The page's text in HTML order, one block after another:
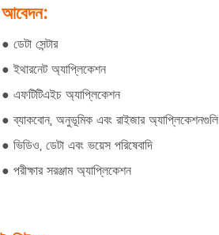
আবেদন:
● ডেটা সেন্টার
● ইথারনেট অ্যাপ্লিকেশন
● এফটিটিএইচ অ্যাপ্লিকেশন
● ব্যাকবোন, অনুভূমিক এবং রাইজার অ্যাপ্লিকেশনগুলি
● ভিডিও, ডেটা এবং ভয়েস পরিষেবাদি
● পরীক্ষার সরঞ্জাম অ্যাপ্লিকেশন